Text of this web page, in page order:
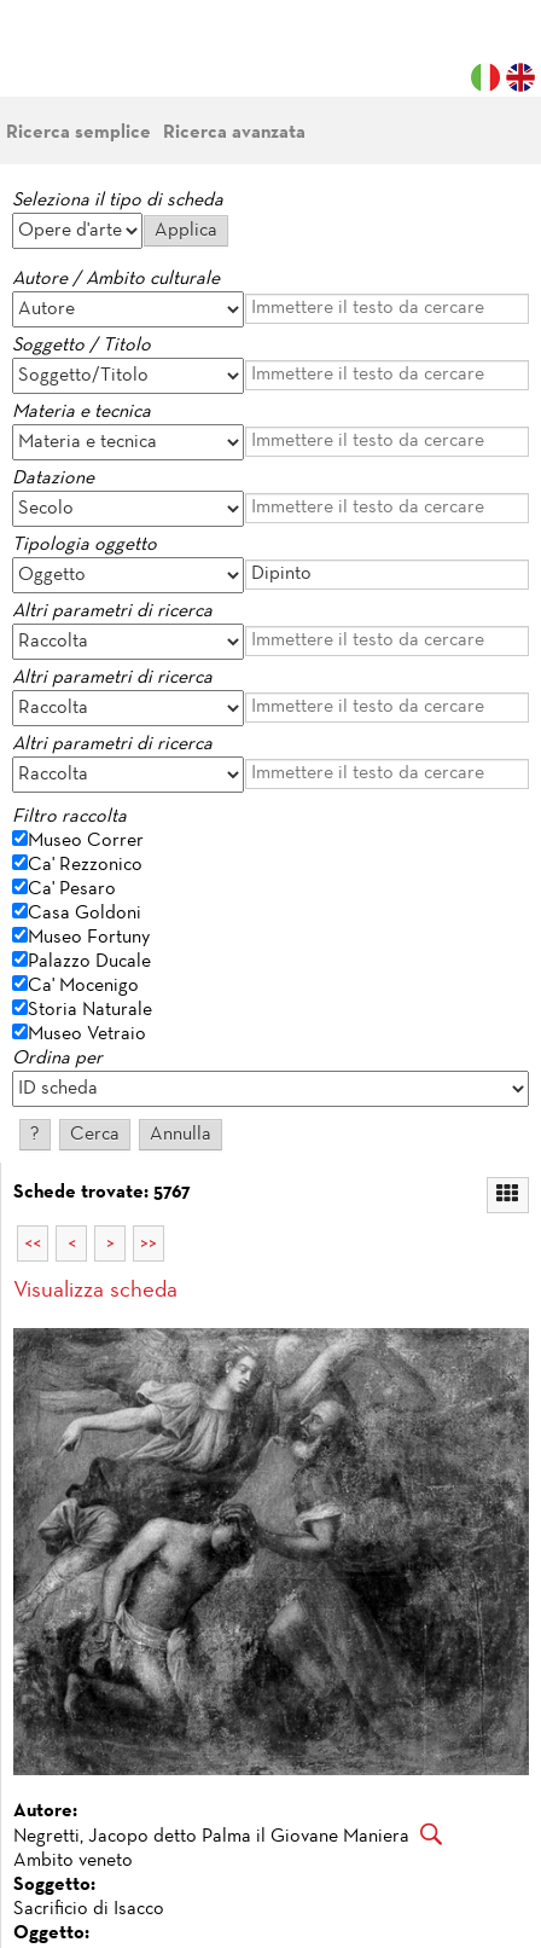
Ricerca semplice Ricerca avanzata
Seleziona il tipo di scheda
Autore / Ambito culturale
Soggetto / Titolo
Materia e tecnica
Datazione
Tipologia oggetto
Altri parametri di ricerca
Altri parametri di ricerca
Altri parametri di ricerca
Filtro raccolta
Museo Correr
Ca' Rezzonico
Ca' Pesaro
Casa Goldoni
Museo Fortuny
Palazzo Ducale
Ca' Mocenigo
Storia Naturale
Museo Vetraio
Ordina per
Schede trovate: 5767
<< < > >>
Visualizza scheda
Autore:
Negretti, Jacopo detto Palma il Giovane Maniera
Ambito veneto
Soggetto:
Sacrificio di Isacco
Oggetto: